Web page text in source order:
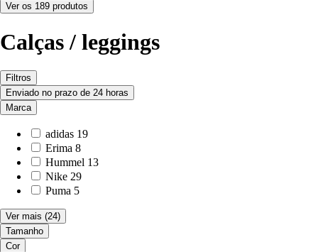
Ver os 189 produtos
Calças / leggings
Filtros
Enviado no prazo de 24 horas
Marca
adidas 19
Erima 8
Hummel 13
Nike 29
Puma 5
Ver mais (24)
Tamanho
Cor